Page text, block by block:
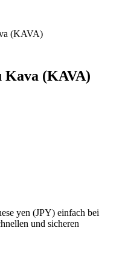
(KAVA)
Kava (KAVA)
yen (JPY) einfach bei
und sicheren